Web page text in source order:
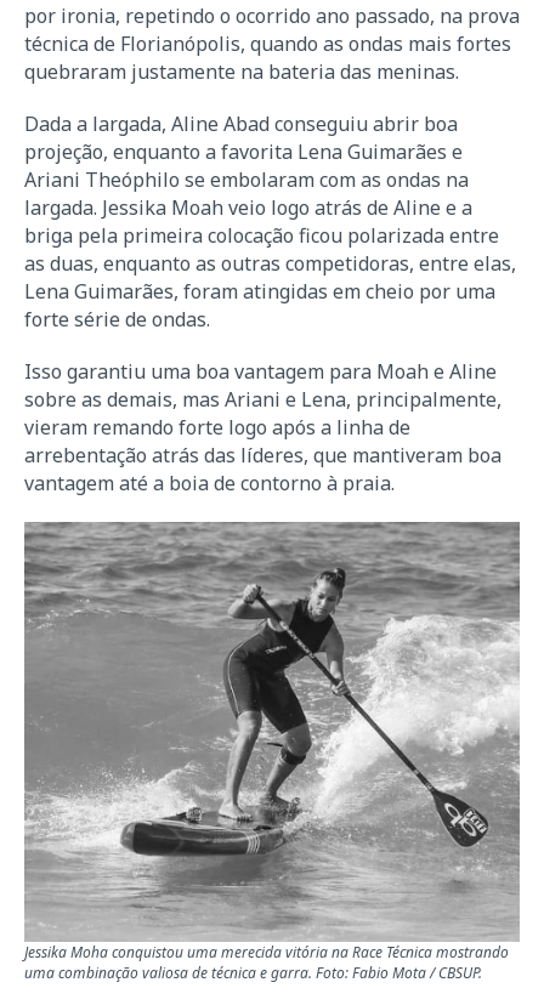
por ironia, repetindo o ocorrido ano passado, na prova
técnica de Florianópolis, quando as ondas mais fortes
quebraram justamente na bateria das meninas.
Dada a largada, Aline Abad conseguiu abrir boa
projeção, enquanto a favorita Lena Guimarães e
Ariani Theóphilo se embolaram com as ondas na
largada. Jessika Moah veio logo atrás de Aline e a
briga pela primeira colocação ficou polarizada entre
as duas, enquanto as outras competidoras, entre elas,
Lena Guimarães, foram atingidas em cheio por uma
forte série de ondas.
Isso garantiu uma boa vantagem para Moah e Aline
sobre as demais, mas Ariani e Lena, principalmente,
vieram remando forte logo após a linha de
arrebentação atrás das líderes, que mantiveram boa
vantagem até a boia de contorno à praia.
Jessika Moha conquistou uma merecida vitória na Race Técnica mostrando
uma combinação valiosa de técnica e garra. Foto: Fabio Mota / CBSUP.